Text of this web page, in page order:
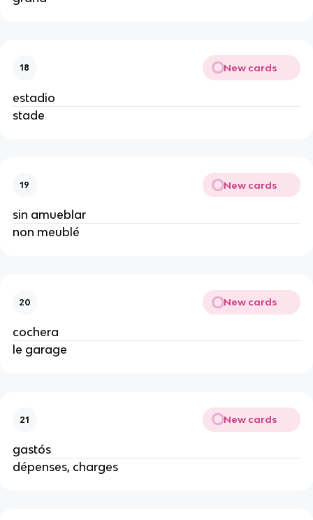
18 New cards
estadio
stade
19 New cards
sin amueblar
non meublé
20 New cards
cochera
le garage
21 New cards
gastós
dépenses, charges